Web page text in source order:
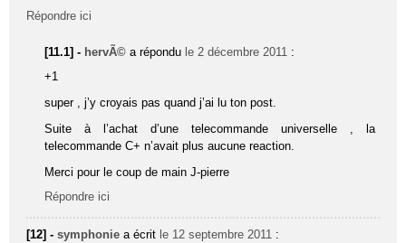
Répondre ici
[11.1] - hervÃ© a répondu le 2 décembre 2011 :
+1
super , j’y croyais pas quand j’ai lu ton post.
Suite à l’achat d’une telecommande universelle , la
telecommande C+ n’avait plus aucune reaction.
Merci pour le coup de main J-pierre
Répondre ici
[12] -symphonie a écrit le 12 septembre 2011 :